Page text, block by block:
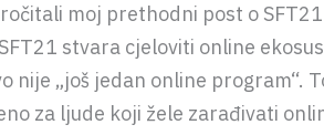
moj prethodni post o
stvara cjeloviti online
nije „još jedan online program“.
za ljude koji žele zarađivati